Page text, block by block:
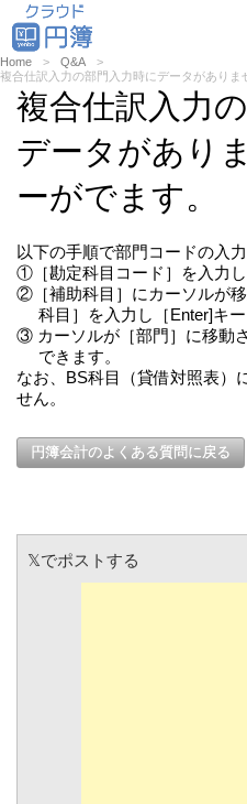
Home
Q&A
複合仕訳入力の部門入力時にデータがありま
複合仕訳入力
データがあり
ーがでます。
以下の手順で部門コードの入
①［勘定科目コード］を入力し
②［補助科目］にカーソルが
科目］を入力し［Enter]キー
③ カーソルが［部門］に移動
できます。
なお、BS科目（貸借対照表）
せん。
円簿会計のよくある質問に戻る
𝕏でポストする